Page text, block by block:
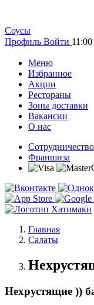
Cоусы
Профиль Войти
Меню
Избранное
Акции
Рестораны
Зоны доставки
Вакансии
О нас
Сотрудничество
Франшиза
Главная
Салаты
Нехрустящие ))